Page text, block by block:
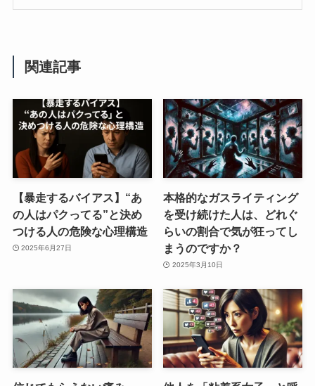
関連記事
【暴走するバイアス】“あ
の人はパクってる”と決め
つける人の危険な心理構造
2025年6月27日
本格的なガスライティング
を受け続けた人は、どれぐ
らいの割合で気が狂ってし
まうのですか？
2025年3月10日